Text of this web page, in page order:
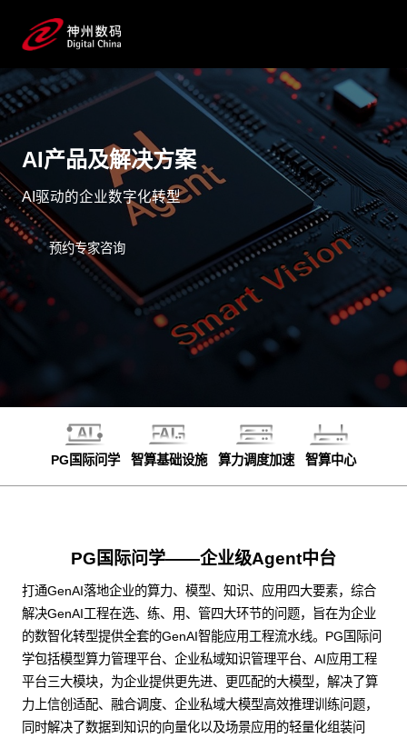
AI产品及解决方案
AI驱动的企业数字化转型
预约专家咨询
PG国际问学 智算基础设施 算力调度加速 智算中心
PG国际问学——企业级Agent中台
打通GenAI落地企业的算力、模型、知识、应用四大要素，综合
解决GenAI工程在选、练、用、管四大环节的问题，旨在为企业
的数智化转型提供全套的GenAI智能应用工程流水线。PG国际问
学包括模型算力管理平台、企业私域知识管理平台、AI应用工程
平台三大模块，为企业提供更先进、更匹配的大模型，解决了算
力上信创适配、融合调度、企业私域大模型高效推理训练问题，
同时解决了数据到知识的向量化以及场景应用的轻量化组装问